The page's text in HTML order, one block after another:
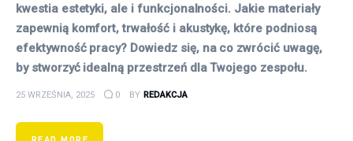
kwestia estetyki, ale i funkcjonalności. Jakie materiały
zapewnią komfort, trwałość i akustykę, które podniosą
efektywność pracy? Dowiedz się, na co zwrócić uwagę,
by stworzyć idealną przestrzeń dla Twojego zespołu.
25 WRZEŚNIA, 2025 0 BY REDAKCJA
READ MORE